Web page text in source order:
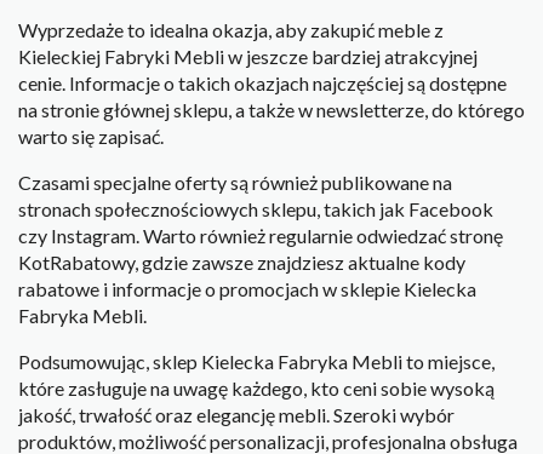
Wyprzedaże to idealna okazja, aby zakupić meble z
Kieleckiej Fabryki Mebli w jeszcze bardziej atrakcyjnej
cenie. Informacje o takich okazjach najczęściej są dostępne
na stronie głównej sklepu, a także w newsletterze, do którego
warto się zapisać.
Czasami specjalne oferty są również publikowane na
stronach społecznościowych sklepu, takich jak Facebook
czy Instagram. Warto również regularnie odwiedzać stronę
KotRabatowy, gdzie zawsze znajdziesz aktualne kody
rabatowe i informacje o promocjach w sklepie Kielecka
Fabryka Mebli.
Podsumowując, sklep Kielecka Fabryka Mebli to miejsce,
które zasługuje na uwagę każdego, kto ceni sobie wysoką
jakość, trwałość oraz elegancję mebli. Szeroki wybór
produktów, możliwość personalizacji, profesjonalna obsługa